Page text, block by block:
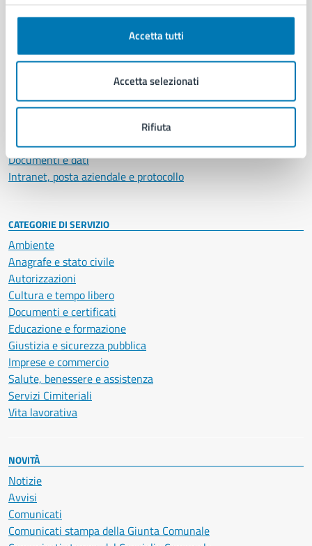
Accetta tutti
Accetta selezionati
Rifiuta
AMMINISTRAZIONE
Organi di governo
Enti e fondazioni
Personale amministrativo
Documenti e dati
Intranet, posta aziendale e protocollo
CATEGORIE DI SERVIZIO
Ambiente
Anagrafe e stato civile
Autorizzazioni
Cultura e tempo libero
Documenti e certificati
Educazione e formazione
Giustizia e sicurezza pubblica
Imprese e commercio
Salute, benessere e assistenza
Servizi Cimiteriali
Vita lavorativa
NOVITÀ
Notizie
Avvisi
Comunicati
Comunicati stampa della Giunta Comunale